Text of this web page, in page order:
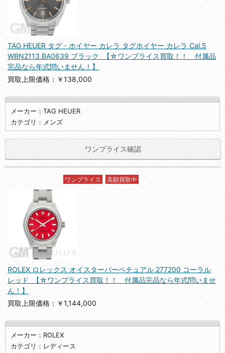
TAG HEUER タグ・ホイヤー カレラ タグホイヤー カレラ Cal.5
WBN2113.BA0639 ブラック 【☆ワンプライス買取！！ 付属品
完品なら年式問いません！】
買取上限価格：￥138,000
メーカー：TAG HEUER
カテゴリ：メンズ
ワンプライス確認
ワンプライス 高額買取中
ROLEX ロレックス オイスターパーペチュアル 277200 コーラル
レッド 【☆ワンプライス買取！！ 付属品完品なら年式問いませ
ん！】
買取上限価格：￥1,144,000
メーカー：ROLEX
カテゴリ：レディース